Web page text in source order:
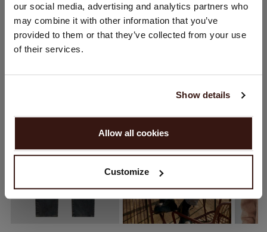
our social media, advertising and analytics partners who
may combine it with other information that you’ve
provided to them or that they’ve collected from your use
of their services.
Show details
Allow all cookies
Customize
DAS KÖNNTE IHNEN AUCH GEFALLEN
Vereinigte Staaten ($)
WEITER